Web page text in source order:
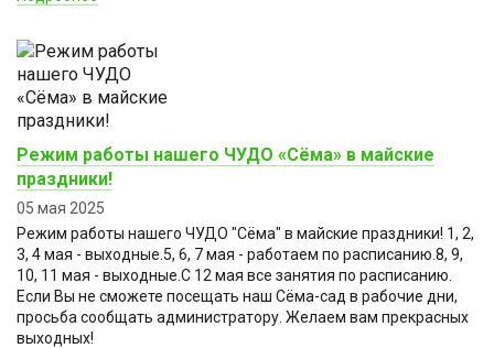
Режим работы нашего ЧУДО «Сёма» в майские
праздники!
05 мая 2025
Режим работы нашего ЧУДО "Сёма" в майские праздники! 1, 2,
3, 4 мая - выходные.5, 6, 7 мая - работаем по расписанию.8, 9,
10, 11 мая - выходные.С 12 мая все занятия по расписанию.
Если Вы не сможете посещать наш Сёма-сад в рабочие дни,
просьба сообщать администратору. Желаем вам прекрасных
выходных!